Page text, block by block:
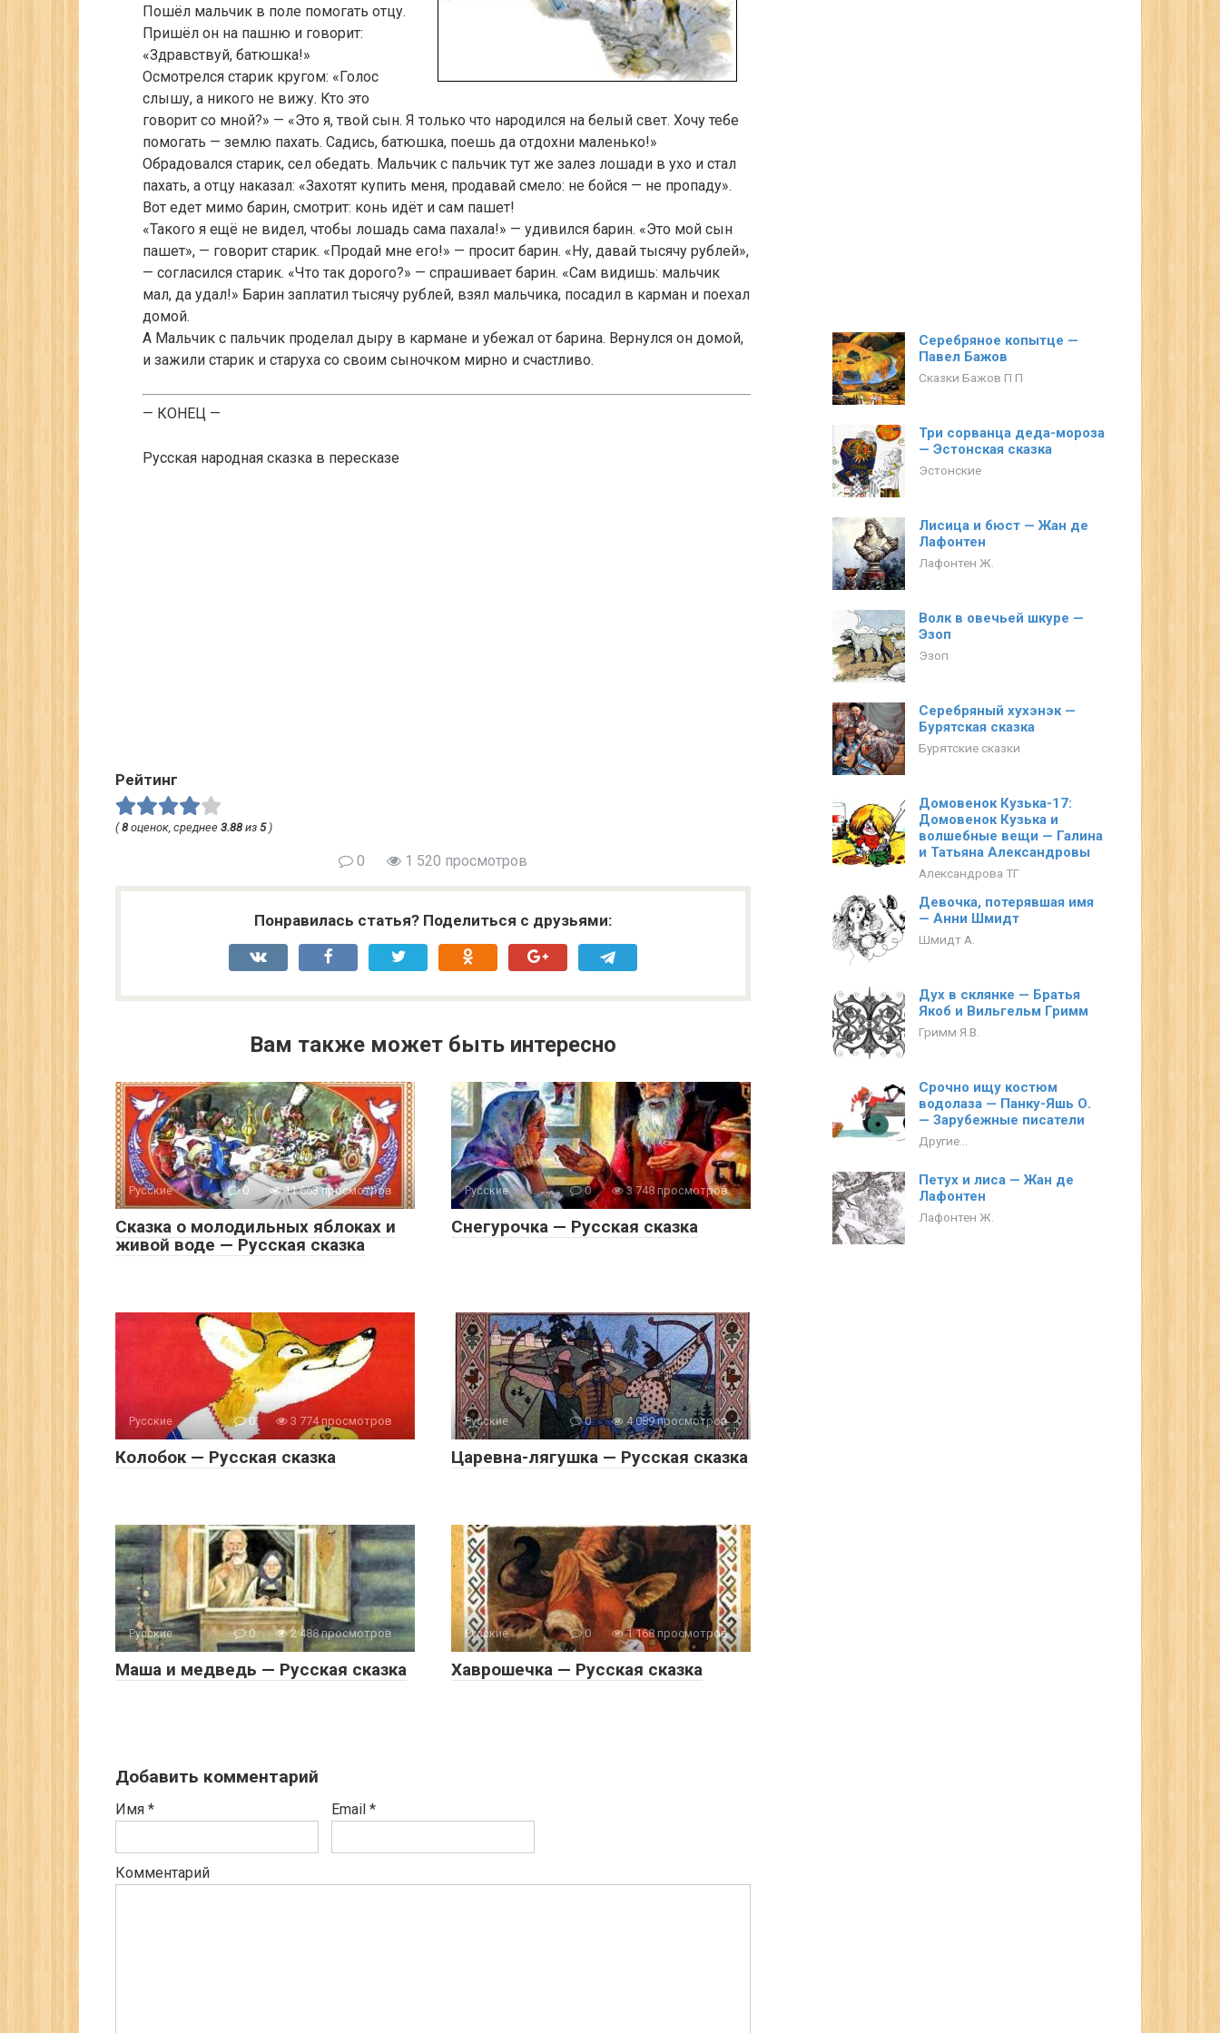
Пошёл мальчик в поле помогать отцу.
Пришёл он на пашню и говорит:
«Здравствуй, батюшка!»
Осмотрелся старик кругом: «Голос
слышу, а никого не вижу. Кто это
говорит со мной?» — «Это я, твой сын. Я только что народился на белый свет. Хочу тебе
помогать — землю пахать. Садись, батюшка, поешь да от­дохни маленько!»
Обрадовался старик, сел обедать. Мальчик с пальчик тут же залез ло­шади в ухо и стал
пахать, а отцу наказал: «Захотят купить меня, прода­вай смело: не бойся — не пропаду».
Вот едет мимо барин, смотрит: конь идёт и сам пашет!
«Такого я ещё не видел, чтобы лошадь сама пахала!» — удивился барин. «Это мой сын
пашет», — говорит старик. «Продай мне его!» — про­сит барин. «Ну, давай тысячу рублей»,
— согласился старик. «Что так дорого?» — спрашивает барин. «Сам видишь: мальчик
мал, да удал!» Ба­рин заплатил тысячу рублей, взял мальчика, посадил в карман и поехал
домой.
А Мальчик с пальчик проделал дыру в кармане и убежал от барина. Вернулся он домой,
и зажили старик и старуха со своим сыночком мир­но и счастливо.
— КОНЕЦ —
Русская народная сказка в пересказе
Рейтинг
(8 оценок, среднее 3.88 из 5)
0 1 520 просмотров
Понравилась статья? Поделиться с друзьями:
Вам также может быть интересно
Русские 0 11 663 просмотров
Сказка о молодильных яблоках и
живой воде — Русская сказка
Русские 0 3 748 просмотров
Снегурочка — Русская сказка
Русские 0 3 774 просмотров
Колобок — Русская сказка
Русские 0 4 089 просмотров
Царевна-лягушка — Русская сказка
Русские 0 2 488 просмотров
Маша и медведь — Русская сказка
Русские 0 1 168 просмотров
Хаврошечка — Русская сказка
Добавить комментарий
Имя * Email *
Комментарий
Серебряное копытце —
Павел Бажов
Сказки Бажов П П
Три сорванца деда-мороза
— Эстонская сказка
Эстонские
Лисица и бюст — Жан де
Лафонтен
Лафонтен Ж.
Волк в овечьей шкуре —
Эзоп
Эзоп
Серебряный хухэнэк —
Бурятская сказка
Бурятские сказки
Домовенок Кузька-17:
Домовенок Кузька и
волшебные вещи — Галина
и Татьяна Александровы
Александрова ТГ
Девочка, потерявшая имя
— Анни Шмидт
Шмидт А.
Дух в склянке — Братья
Якоб и Вильгельм Гримм
Гримм Я.В.
Срочно ищу костюм
водолаза — Панку-Яшь О.
— Зарубежные писатели
Другие...
Петух и лиса — Жан де
Лафонтен
Лафонтен Ж.